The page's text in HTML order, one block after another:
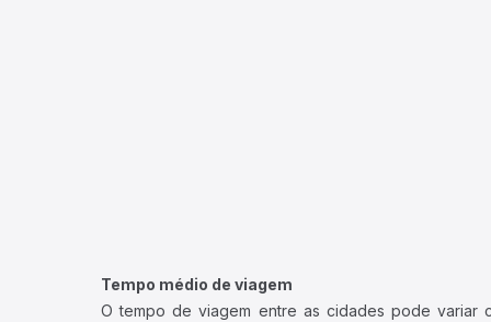
Tempo médio de viagem
O tempo de viagem entre as cidades pode variar